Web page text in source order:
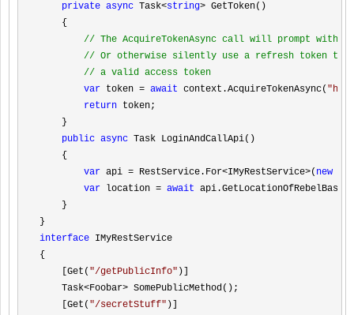
private async Task<string> GetToken()
    {
// The AcquireTokenAsync call will prompt with
// Or otherwise silently use a refresh token to
// a valid access token
var token = await context.AcquireTokenAsync( "
return token;
    }
public async Task LoginAndCallApi()
    {
var api = RestService.For<IMyRestService>( new
var location = await
    }
interface IMyRestService
{
    [Get(
"/getPublicInfo" )]
    Task
<Foobar> SomePublicMethod();
    [Get(
"/secretStuff" )]